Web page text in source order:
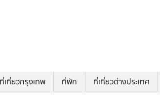
ที่เที่ยวกรุงเทพ ที่พัก ที่เที่ยวต่างประเทศ